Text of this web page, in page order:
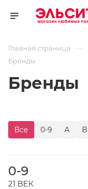
Главная страница —
Бренды
Бренды
Все 0-9 A B
0-9
21 ВЕК